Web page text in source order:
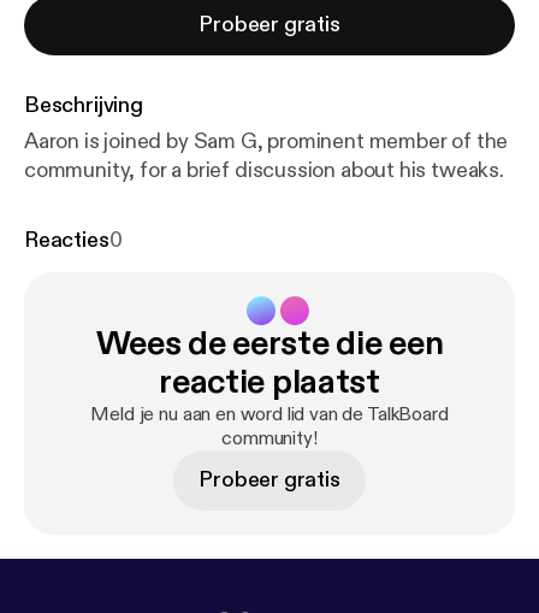
Probeer gratis
Beschrijving
Aaron is joined by Sam G, prominent member of the
community, for a brief discussion about his tweaks.
Reacties0
Wees de eerste die een
reactie plaatst
Meld je nu aan en word lid van de TalkBoard
community!
Probeer gratis